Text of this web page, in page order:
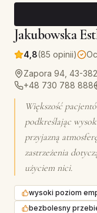
Jakubowska
4,8(85 opinii)
Zapora 94, 43-
+48 730 788 888
Większość
podkreślając
przyjazną
zastrzeżenia
użyciem nici.
wysoki poziom
bezbolesny